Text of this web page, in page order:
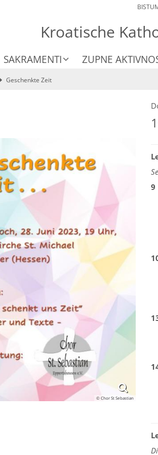
Kroatische
SAKRAMENTI ZUPNE
Geschenkte Zeit
© Chor St Sebastian
9